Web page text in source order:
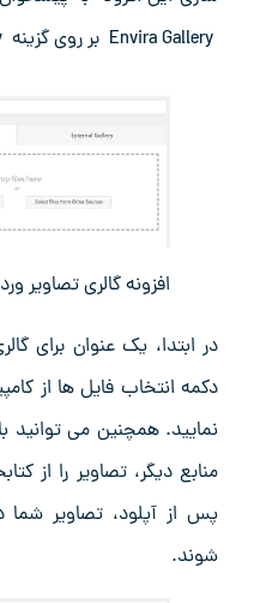
افزونه گالری تصاویر
در ابتدا، یک عنوان برای
دکمه انتخاب فایل‌ ها از
نمایید. همچنین می ‌توانید
منابع دیگر، تصاویر را از
پس از آپلود، تصاویر
شوند.